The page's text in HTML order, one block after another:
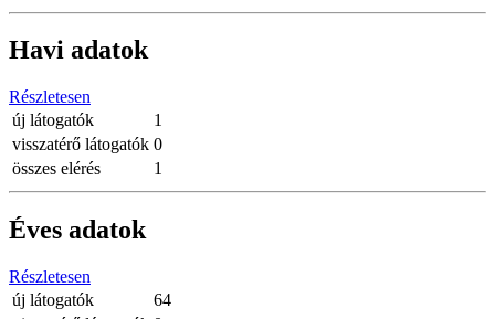
Havi adatok
Részletesen
új látogatók
1
visszatérő látogatók 0
összes elérés
1
Éves adatok
Részletesen
új látogatók
64